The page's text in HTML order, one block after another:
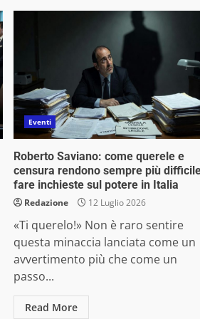
Eventi
Roberto Saviano: come querele e
censura rendono sempre più
fare inchieste sul potere in Italia
Redazione 12 Luglio 2026
«Ti querelo!» Non è raro sentire
questa minaccia lanciata come un
avvertimento più che come un
passo...
Read More